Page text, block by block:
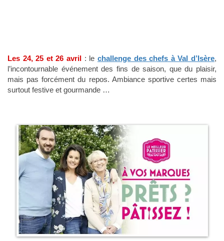
Les 24, 25 et 26 avril : le challenge des chefs à Val d’Isère,
l’incontournable événement des fins de saison, que du plaisir,
mais pas forcément du repos. Ambiance sportive certes mais
surtout festive et gourmande …